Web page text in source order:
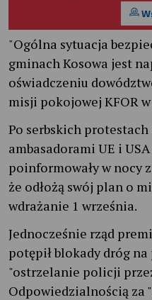
"Ogólna sytuacja
gminach Kosowa jest
oświadczeniu
misji pokojowej KFOR
Po serbskich
ambasadorami UE i
poinformowały w nocy
że odłożą swój plan o
wdrażanie 1 września.
Jednocześnie rząd
potępił blokady dróg na
"ostrzelanie policji
Odpowiedzialnością za